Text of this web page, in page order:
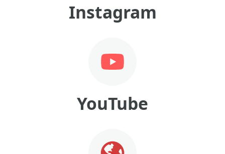
Instagram
YouTube